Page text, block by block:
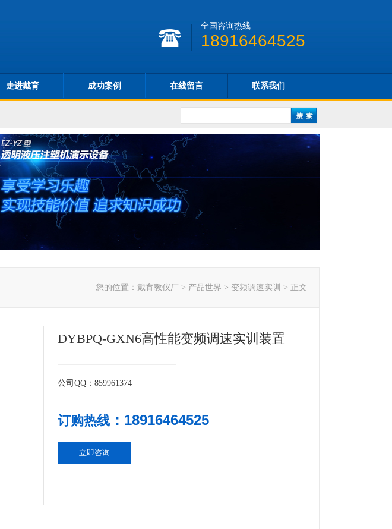
全国咨询热线
18916464525
走进戴育 成功案例 在线留言 联系我们
您的位置： 戴育教仪厂 > 产品世界 > 变频调速实训 > 正文
DYBPQ-GXN6高性能变频调速实训装置
公司QQ：859961374
订购热线 ：18916464525
立即咨询